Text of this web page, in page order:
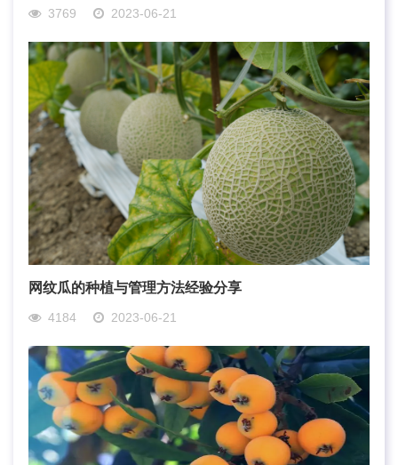
3769 2023-06-21
网纹瓜的种植与管理方法经验分享
4184 2023-06-21